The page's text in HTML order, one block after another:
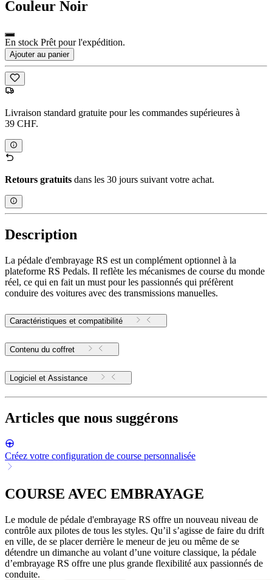
Couleur Noir
En stock Prêt pour l'expédition.
Ajouter au panier
Livraison standard gratuite pour les commandes supérieures à
39 CHF.
Retours gratuits dans les 30 jours suivant votre achat.
Description
La pédale d'embrayage RS est un complément optionnel à la
plateforme RS Pedals. Il reflète les mécanismes de course du monde
réel, ce qui en fait un must pour les passionnés qui préfèrent
conduire des voitures avec des transmissions manuelles.
Caractéristiques et compatibilité
Contenu du coffret
Logiciel et Assistance
Articles que nous suggérons
Créez votre configuration de course personnalisée
COURSE AVEC EMBRAYAGE
Le module de pédale d'embrayage RS offre un nouveau niveau de
contrôle aux pilotes de tous les styles. Qu’il s’agisse de faire du drift
en ville, de se placer derrière le meneur de jeu ou même de se
détendre un dimanche au volant d’une voiture classique, la pédale
d’embrayage RS offre une plus grande flexibilité aux passionnés de
conduite.